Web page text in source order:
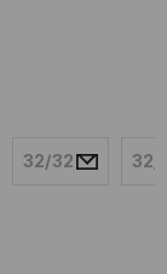
32/32 32/